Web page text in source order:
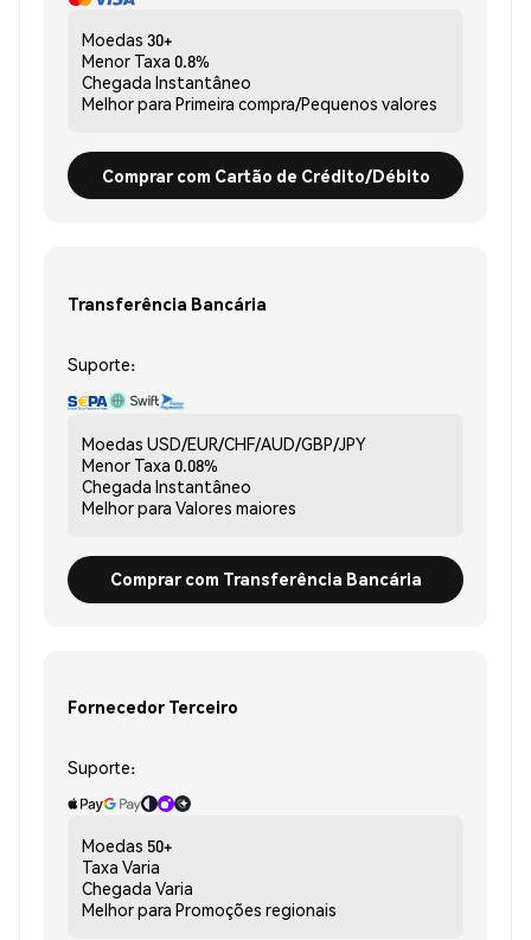
Moedas 30+
Menor Taxa 0.8%
Chegada Instantâneo
Melhor para Primeira compra/Pequenos valores
Comprar com Cartão de Crédito/Débito
Transferência Bancária
Suporte:
Moedas USD/EUR/CHF/AUD/GBP/JPY
Menor Taxa 0.08%
Chegada Instantâneo
Melhor para Valores maiores
Comprar com Transferência Bancária
Fornecedor Terceiro
Suporte:
Moedas 50+
Taxa Varia
Chegada Varia
Melhor para Promoções regionais